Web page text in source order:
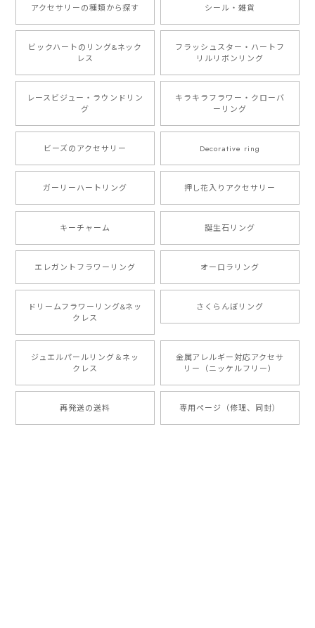
アクセサリーの種類から探す シール・雑貨
ビックハートのリング&ネック
レス
フラッシュスター・ハートフ
リルリボンリング
レースビジュー・ラウンドリン
グ
キラキラフラワー・クローバ
ーリング
ビーズのアクセサリー Decorative ring
ガーリーハートリング 押し花入りアクセサリー
キーチャーム 誕生石リング
エレガントフラワーリング オーロラリング
ドリームフラワーリング&ネッ
クレス
さくらんぼリング
ジュエルパールリング＆ネッ
クレス
金属アレルギー対応アクセサ
リー（ニッケルフリー）
再発送の送料 専用ページ（修理、同封）